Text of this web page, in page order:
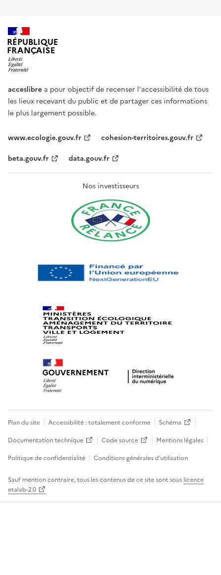
RÉPUBLIQUE
FRANÇAISE
acceslibre a pour objectif de recenser l'accessibilité de tous
les lieux recevant du public et de partager ces informations
le plus largement possible.
www.ecologie.gouv.fr
cohesion-territoires.gouv.fr
beta.gouv.fr
data.gouv.fr
Nos investisseurs
Plan du site Accessibilité : totalement conforme
Schéma
Documentation technique
Code source
Mentions légales
Politique de confidentialité
Conditions générales d’utilisation
Sauf mention contraire, tous les contenus de ce site sont sous licence
etalab-2.0